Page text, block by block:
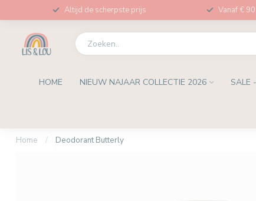
Altijd de scherpste prijs Vanaf €
HOME NIEUW NAJAAR COLLECTIE 2026 SALE
Home / Deodorant Butterly